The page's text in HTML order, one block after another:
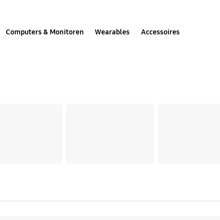
Computers & Monitoren Wearables Accessoires